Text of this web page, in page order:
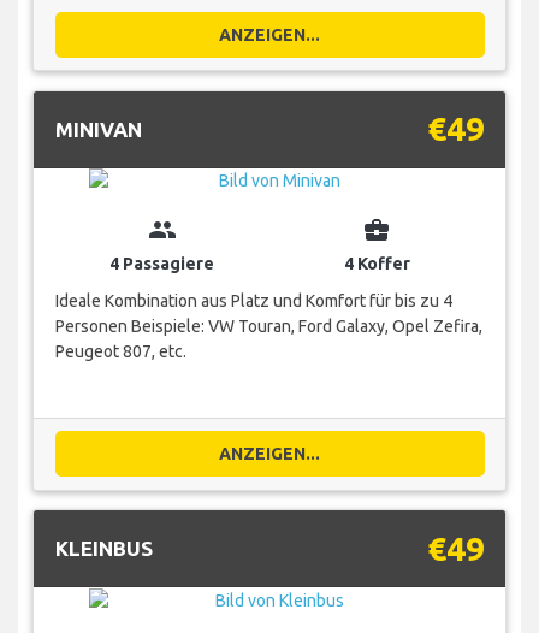
ANZEIGEN...
MINIVAN €49
group
4 Passagiere
business_center
4 Koffer
Ideale Kombination aus Platz und Komfort für bis zu 4
Personen Beispiele: VW Touran, Ford Galaxy, Opel Zefira,
Peugeot 807, etc.
ANZEIGEN...
KLEINBUS €49